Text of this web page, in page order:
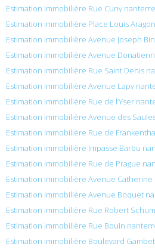
Estimation immobilière Rue Cuny
Estimation immobilière Place Louis
Estimation immobilière Avenue Joseph
Estimation immobilière Avenue
Estimation immobilière Rue Saint Denis
Estimation immobilière Avenue Lapy
Estimation immobilière Rue de l’Yser
Estimation immobilière Avenue des
Estimation immobilière Rue de
Estimation immobilière Impasse Barbu
Estimation immobilière Rue de Prague
Estimation immobilière Avenue
Estimation immobilière Avenue Boquet
Estimation immobilière Rue Robert
Estimation immobilière Rue Bouin
Estimation immobilière Boulevard